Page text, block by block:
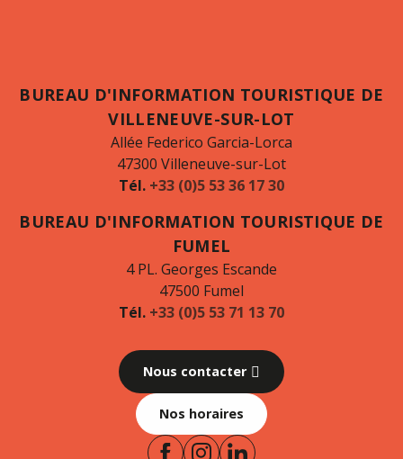
BUREAU D'INFORMATION TOURISTIQUE DE
VILLENEUVE-SUR-LOT
Allée Federico Garcia-Lorca
47300 Villeneuve-sur-Lot
Tél. +33 (0)5 53 36 17 30
BUREAU D'INFORMATION TOURISTIQUE DE
FUMEL
4 PL. Georges Escande
47500 Fumel
Tél. +33 (0)5 53 71 13 70
Nous contacter
Nos horaires